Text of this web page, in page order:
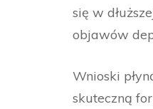
się w
objawów
Wnioski
skuteczną